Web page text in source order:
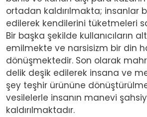
ortadan kaldırılmakta; insanlar
edilerek kendilerini tüketmeleri
Bir başka şekilde kullanıcıların
emilmekte ve narsisizm bir din
dönüşmektedir. Son olarak
delik deşik edilerek insana ve
şey teşhir ürününe
vesilelerle insanın manevi
kaldırılmaktadır.